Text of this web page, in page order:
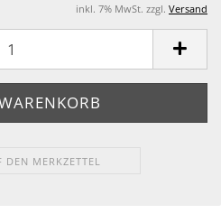
inkl. 7% MwSt. zzgl. Versand
DEN MERKZETTEL